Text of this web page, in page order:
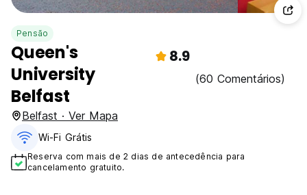
Pensão
Queen's
University
Belfast
8.9
(60 Comentários)
Belfast · Ver Mapa
Wi-Fi Grátis
Reserva com mais de 2 dias de antecedência para
cancelamento gratuito.